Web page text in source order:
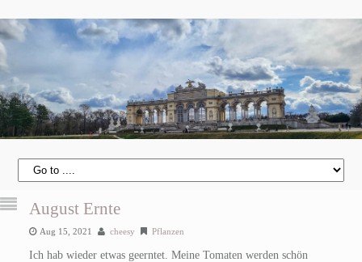
August Ernte
Aug 15, 2021 cheesy Pflanzen
Ich hab wieder etwas geerntet. Meine Tomaten werden schön